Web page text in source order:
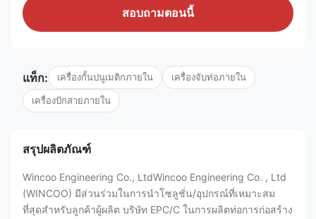
สอบถามตอนนี้
แท็ก: เครื่องกั้นปนูเมติกภายใน เครื่องจับท่อภายใน
เครื่องปักสายภายใน
สรุปผลิตภัณฑ์
Wincoo Engineering Co., LtdWincoo Engineering Co. , Ltd
(WINCOO) มีส่วนร่วมในการนำโซลูชั่น/อุปกรณ์ที่เหมาะสม
ที่สุดสำหรับลูกค้าผู้ผลิต บริษัท EPC/C ในการผลิตท่อการก่อสร้าง